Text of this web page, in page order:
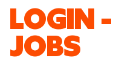
LOGIN
JOBS